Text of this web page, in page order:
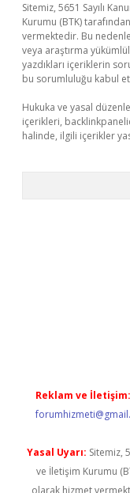
Sitemiz, 5651 Sayılı
Kurumu (BTK)
vermektedir. Bu
veya araştırma
yazdıkları içeriklerin
bu sorumluluğu kabul
Hukuka ve yasal
içerikleri,
halinde, ilgili içerikler
Reklam ve İletişim:
Yasal Uyarı: Sitemiz,
ve İletişim Kurumu
olarak hizmet